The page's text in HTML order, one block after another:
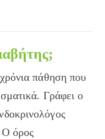
πάθηση που
Γράφει ο
όρος